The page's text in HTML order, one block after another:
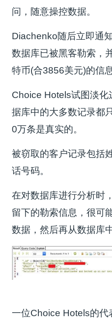
问，随意操控数据。
Diachenko随后立即通
数据库已被黑客勒索，
特币(合3856美元)的信息
Choice Hotels试图淡化
据库中的大多数记录都
0万条是真实的。
被窃取的客户记录包括
话号码。
在对数据库进行分析时
留下的勒索信息，很可
数据，然后再从数据库
一位Choice Hotels的代